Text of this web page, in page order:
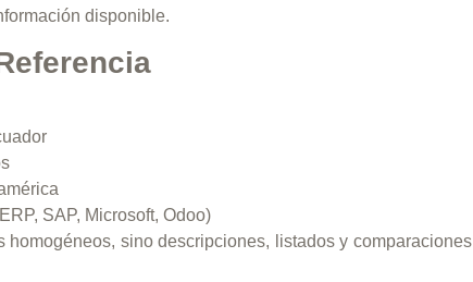
disponible.
SAP, Microsoft, Odoo)
sino descripciones, listados y comparaciones